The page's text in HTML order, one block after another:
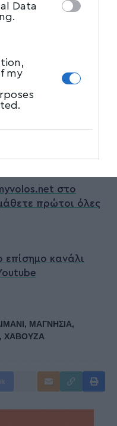
Data
my
να παραστούν σ΄
(Κεντρικό
Βόλου, αρμόδια
ΦΟΔΣΑ
Θεσσαλίας,
στο
πρώτοι όλες
κανάλι
, ΜΑΓΝΗΣΙΑ,
, ΧΑΒΟΥΖΑ